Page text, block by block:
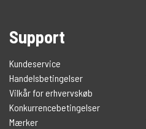
Support
Kundeservice
Handelsbetingelser
Vilkår for erhvervskøb
Konkurrencebetingelser
Mærker